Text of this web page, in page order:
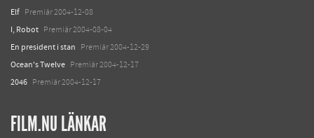
Elf Premiär 2004-12-08
I, Robot Premiär 2004-08-04
En president i stan Premiär 2004-12-29
Ocean's Twelve Premiär 2004-12-17
2046 Premiär 2004-12-17
FILM.NU LÄNKAR